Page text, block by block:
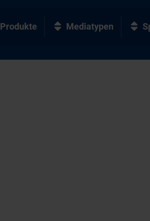
Produkte Mediatypen